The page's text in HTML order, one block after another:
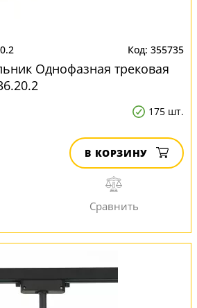
355735
Однофазная трековая
175 шт.
В КОРЗИНУ